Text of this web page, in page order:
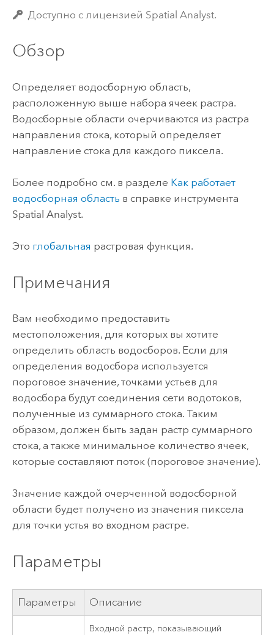
Доступно с лицензией Spatial Analyst.
Обзор
Определяет водосборную область,
расположенную выше набора ячеек растра.
Водосборные области очерчиваются из растра
направления стока, который определяет
направление стока для каждого пиксела.
Более подробно см. в разделе Как работает
водосборная область в справке инструмента
Spatial Analyst.
Это глобальная растровая функция.
Примечания
Вам необходимо предоставить
местоположения, для которых вы хотите
определить область водосборов. Если для
определения водосбора используется
пороговое значение, точками устьев для
водосбора будут соединения сети водотоков,
полученные из суммарного стока. Таким
образом, должен быть задан растр суммарного
стока, а также минимальное количество ячеек,
которые составляют поток (пороговое значение).
Значение каждой очерченной водосборной
области будет получено из значения пиксела
для точки устья во входном растре.
Параметры
Параметры Описание
Входной растр, показывающий